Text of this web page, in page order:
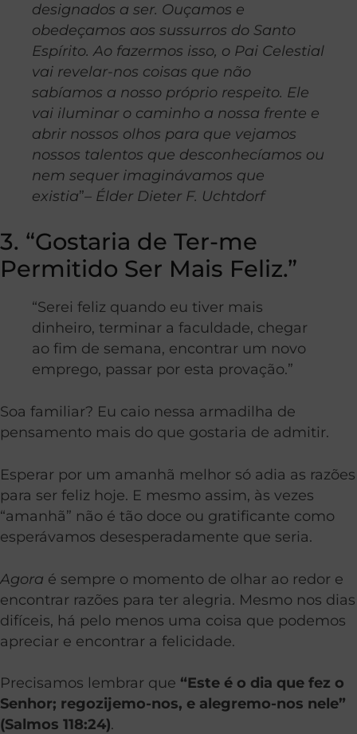
designados a ser. Ouçamos e
obedeçamos aos sussurros do Santo
Espírito. Ao fazermos isso, o Pai Celestial
vai revelar-nos coisas que não
sabíamos a nosso próprio respeito. Ele
vai iluminar o caminho a nossa frente e
abrir nossos olhos para que vejamos
nossos talentos que desconhecíamos ou
nem sequer imaginávamos que
existia”– Élder Dieter F. Uchtdorf
3. “Gostaria de Ter-me
Permitido Ser Mais Feliz.”
“Serei feliz quando eu tiver mais
dinheiro, terminar a faculdade, chegar
ao fim de semana, encontrar um novo
emprego, passar por esta provação.”
Soa familiar? Eu caio nessa armadilha de
pensamento mais do que gostaria de admitir.
Esperar por um amanhã melhor só adia as razões
para ser feliz hoje. E mesmo assim, às vezes
“amanhã” não é tão doce ou gratificante como
esperávamos desesperadamente que seria.
Agora é sempre o momento de olhar ao redor e
encontrar razões para ter alegria. Mesmo nos dias
difíceis, há pelo menos uma coisa que podemos
apreciar e encontrar a felicidade.
Precisamos lembrar que “Este é o dia que fez o
Senhor; regozijemo-nos, e alegremo-nos nele”
(Salmos 118:24).